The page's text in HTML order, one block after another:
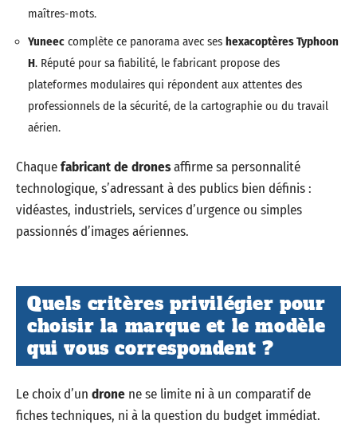
maîtres-mots.
Yuneec complète ce panorama avec ses hexacoptères Typhoon
H. Réputé pour sa fiabilité, le fabricant propose des
plateformes modulaires qui répondent aux attentes des
professionnels de la sécurité, de la cartographie ou du travail
aérien.
Chaquefabricant de dronesaffirme sa personnalité
technologique, s’adressant à des publics bien définis :
vidéastes, industriels, services d’urgence ou simples
passionnés d’images aériennes.
Quels critères privilégier pour
choisir la marque et le modèle
qui vous correspondent ?
Le choix d’un drone ne se limite ni à un comparatif de
fiches techniques, ni à la question du budget immédiat.